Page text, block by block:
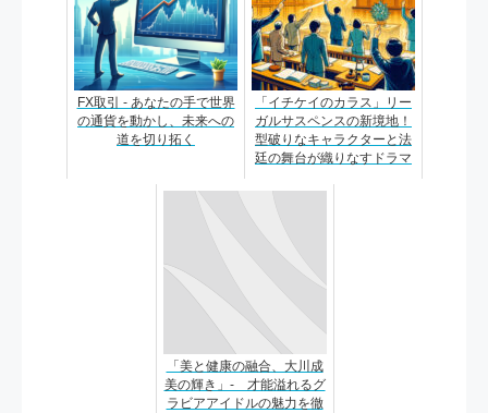
FX取引 - あなたの手で世界
の通貨を動かし、未来への
道を切り拓く
「イチケイのカラス」リー
ガルサスペンスの新境地！
型破りなキャラクターと法
廷の舞台が織りなすドラマ
「美と健康の融合、大川成
美の輝き」- 才能溢れるグ
ラビアアイドルの魅力を徹